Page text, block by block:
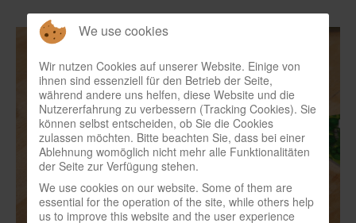
We use cookies
Wir nutzen Cookies auf unserer Website. Einige von
ihnen sind essenziell für den Betrieb der Seite,
während andere uns helfen, diese Website und die
Nutzererfahrung zu verbessern (Tracking Cookies). Sie
können selbst entscheiden, ob Sie die Cookies
zulassen möchten. Bitte beachten Sie, dass bei einer
Ablehnung womöglich nicht mehr alle Funktionalitäten
der Seite zur Verfügung stehen.
We use cookies on our website. Some of them are
essential for the operation of the site, while others help
us to improve this website and the user experience